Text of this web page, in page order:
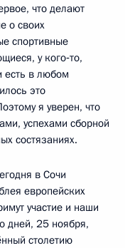
что делают
о своих
спортивные
у кого‑то,
есть в любом
это
я уверен, что
успехами сборной
состязаниях.
в Сочи
европейских
участие и наши
дней, 25 ноября,
столетию